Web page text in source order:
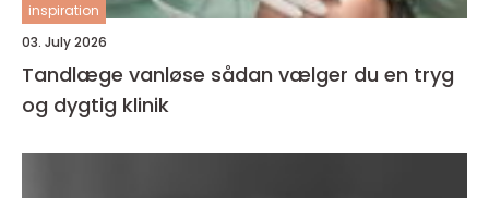
inspiration
03. July 2026
Tandlæge vanløse sådan vælger du en tryg
og dygtig klinik